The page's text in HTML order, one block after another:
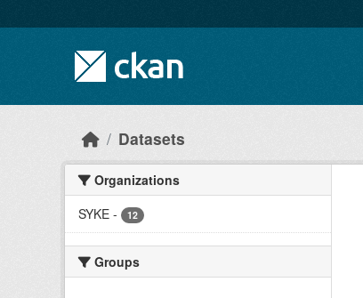
Datasets
Organizations
SYKE - 12
Groups